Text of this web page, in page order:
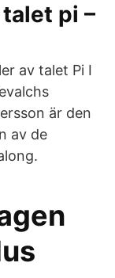
pi –
av talet Pi I
är den
av de